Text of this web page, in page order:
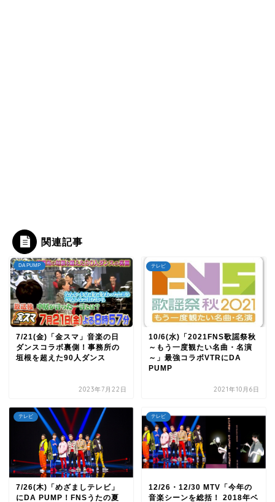
関連記事
DA PUMP
7/21(金)「金スマ」音楽の日
ダンスコラボ裏側！事務所の
垣根を超えた90人ダンス
2023年7月22日
テレビ
10/6(水)「2021FNS歌謡祭秋
～もう一度観たい名曲・名演
～」最強コラボVTRにDA
PUMP
2021年10月6日
テレビ
7/26(木)「めざましテレビ」
にDA PUMP！FNSうたの夏
テレビ
12/26・12/30 MTV「今年の
音楽シーンを総括！ 2018年ベ